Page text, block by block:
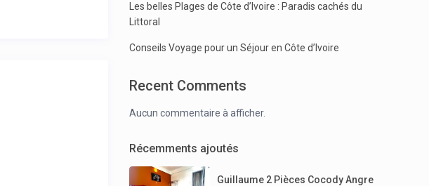
Les belles Plages de Côte d’Ivoire : Paradis cachés du
Littoral
Conseils Voyage pour un Séjour en Côte d’Ivoire
Recent Comments
Aucun commentaire à afficher.
Récemments ajoutés
Guillaume 2 Pièces Cocody Angre